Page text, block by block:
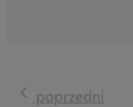
poprzedni